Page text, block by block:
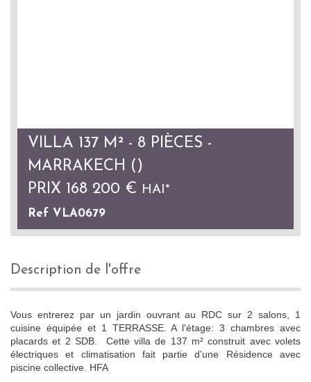
VILLA 137 M² - 8 PIÈCES -
MARRAKECH ()
PRIX 168 200 € HAI*
Ref VLA0679
description de l'offre
Vous entrerez par un jardin ouvrant au RDC sur 2 salons, 1
cuisine équipée et 1 TERRASSE. A l'étage: 3 chambres avec
placards et 2 SDB. Cette villa de 137 m² construit avec volets
électriques et climatisation fait partie d'une Résidence avec
piscine collective. HFA